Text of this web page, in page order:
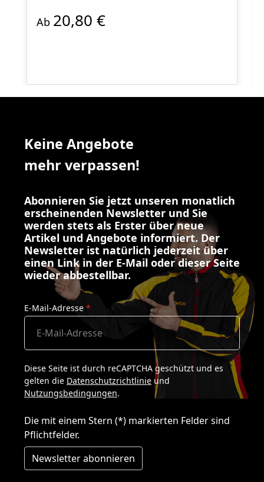
Ab 20,80 €
Keine Angebote
mehr verpassen!
Abonnieren Sie jetzt unseren monatlich
erscheinenden Newsletter und Sie
werden stets als Erster über neue
Artikel und Angebote informiert. Der
Newsletter ist natürlich jederzeit über
einen Link in der E-Mail oder dieser Seite
wieder abbestellbar.
E-Mail-Adresse *
Diese Seite ist durch reCAPTCHA geschützt und es
gelten die Datenschutzrichtlinie und
Nutzungsbedingungen.
Die mit einem Stern (*) markierten Felder sind
Pflichtfelder.
Newsletter abonnieren